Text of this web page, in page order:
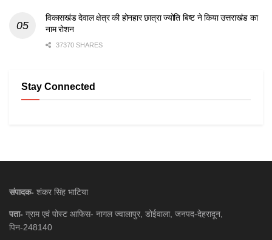
विकासखंड देवाल क्षेत्र की होनहार छात्रा ज्योति बिष्ट ने किया उत्तराखंड का
नाम रोशन
37370 SHARES
Stay Connected
संपादक- शंकर सिंह भाटिया
पता- ग्राम एवं पोस्ट आफिस- नागल ज्वालापुर, डोईवाला, जनपद-देहरादून,
पिन-248140